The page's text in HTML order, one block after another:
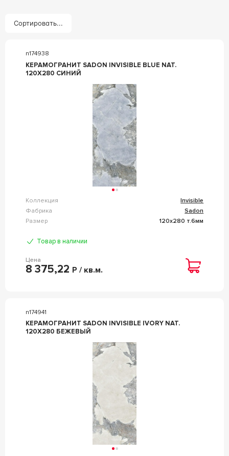
Сортировать...
n174938
КЕРАМОГРАНИТ SADON INVISIBLE BLUE NAT.
120X280 СИНИЙ
Коллекция
Invisible
Фабрика
Sadon
Размер
120x280 т.6мм
Товар в наличии
Цена
8 375,22 Р / кв.м.
n174941
КЕРАМОГРАНИТ SADON INVISIBLE IVORY NAT.
120X280 БЕЖЕВЫЙ